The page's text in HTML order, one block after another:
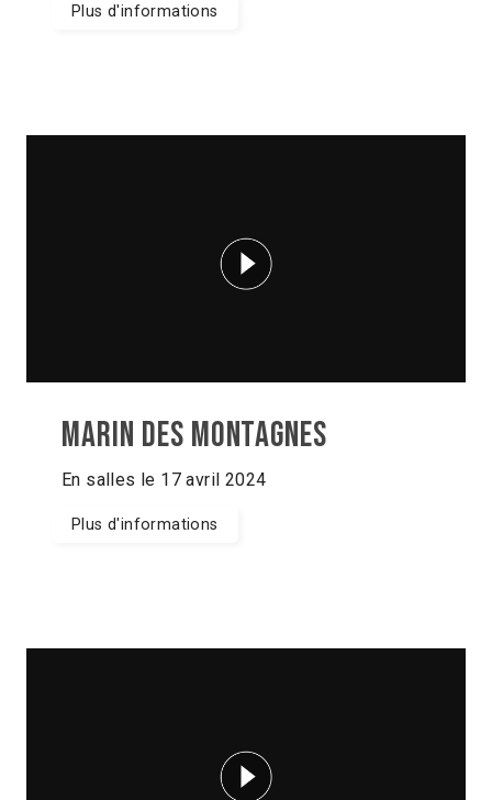
Plus d'informations
Marin des montagnes
En salles le 17 avril 2024
Plus d'informations